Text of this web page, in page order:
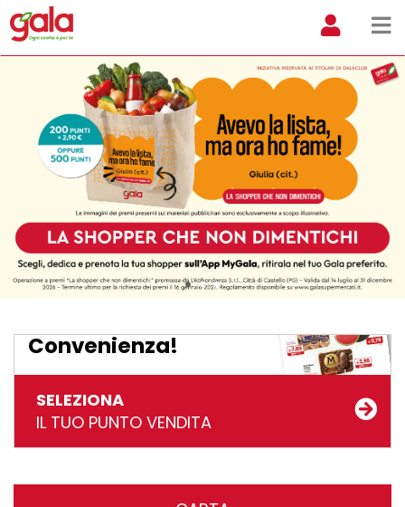
Dal 29 LUGLIO 2026 al
Estate di
Convenienza!
SELEZIONA
IL TUO PUNTO VENDITA